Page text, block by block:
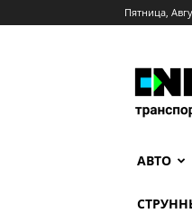
Пятница,
АВТО